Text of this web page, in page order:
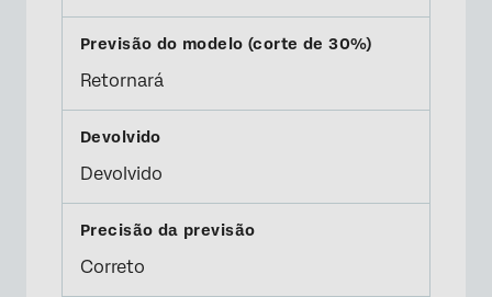
Retornará
Devolvido
Correto